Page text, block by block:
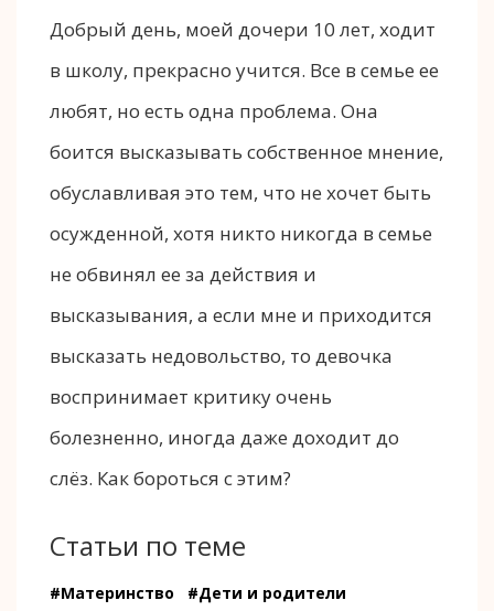
Добрый день, моей дочери 10 лет, ходит
в школу, прекрасно учится. Все в семье ее
любят, но есть одна проблема. Она
боится высказывать собственное мнение,
обуславливая это тем, что не хочет быть
осужденной, хотя никто никогда в семье
не обвинял ее за действия и
высказывания, а если мне и приходится
высказать недовольство, то девочка
воспринимает критику очень
болезненно, иногда даже доходит до
слёз. Как бороться с этим?
Статьи по теме
#Материнство #Дети и родители